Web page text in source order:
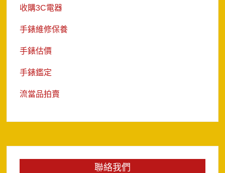
收購3C電器
手錶維修保養
手錶估價
手錶鑑定
流當品拍賣
聯絡我們